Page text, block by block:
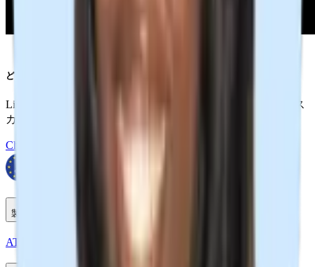
どこでもプロスペクト
LinkedIn、Xing、ZoomInfoなどからプロのように候補者をス
カウトしましょう。
Chrome拡張機能を入手
製品
ATS+ CRM